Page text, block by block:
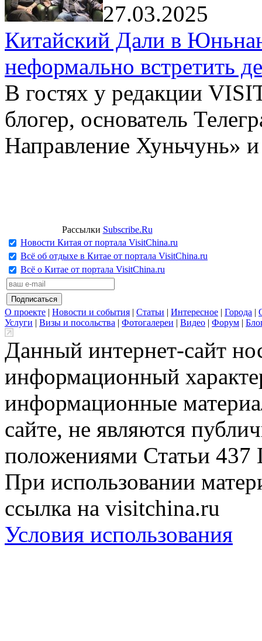
27.03.2025
Китайский Дали в
неформально встретить
В гостях у редакции
блогер, основатель
Направление Хуньчунь»
Рассылки Subscribe.Ru
Новости Китая от портала VisitChina.ru
Всё об отдыхе в Китае от портала VisitChina.ru
Всё о Китае от портала VisitChina.ru
О проекте | Новости и события | Статьи | Интересное | Города |
Услуги | Визы и посольства | Фотогалереи | Видео | Форум |
Данный интернет-сайт
информационный
информационные
сайте, не являются
положениями Статьи 437
При использовании
ссылка на visitchina.ru
Условия использования